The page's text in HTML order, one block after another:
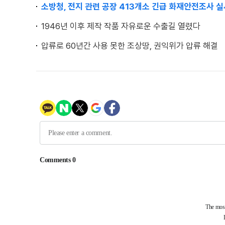
소방청, 전지 관련 공장 413개소 긴급 화재안전조사
1946년 이후 제작 작품 자유로운 수출길 열렸다
압류로 60년간 사용 못한 조상땅, 권익위가 압류 해결